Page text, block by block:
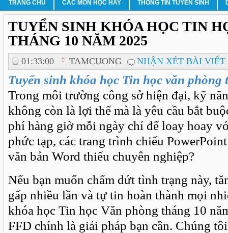
TRANG CHỦ CÁC MÔN HỌC HAY THÔNG TIN TUYỂN SINH
TUYỂN SINH KHÓA HỌC TIN
THÁNG 10 NĂM 2025
01:33:00 TAMCUONG NHẬN XÉT BÀI VIẾT
Tuyển sinh khóa học Tin học văn phòng
Trong môi trường công sở hiện đại, kỹ
không còn là lợi thế mà là yêu cầu bắt
phí hàng giờ mỗi ngày chỉ để loay hoay
phức tạp, các trang trình chiếu
văn bản Word thiếu chuyên nghiệp?
Nếu bạn muốn chấm dứt tình trạng này,
gấp nhiều lần và tự tin hoàn thành mọi
khóa học Tin học Văn phòng tháng 10
FFD chính là giải pháp bạn cần. Chúng